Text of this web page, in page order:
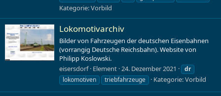
Kategorie:Vorbild
Lokomotivarchiv
Bilder von Fahrzeugen der deutschen Eisenbahnen
(vorrangig Deutsche Reichsbahn). Website von
Philipp Koslowski.
eisersdorf Element 24. Dezember 2021
dr
lokomotiven
triebfahrzeuge Kategorie:Vorbild